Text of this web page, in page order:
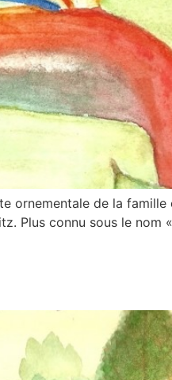
ornementale de la
Plus connu sous le